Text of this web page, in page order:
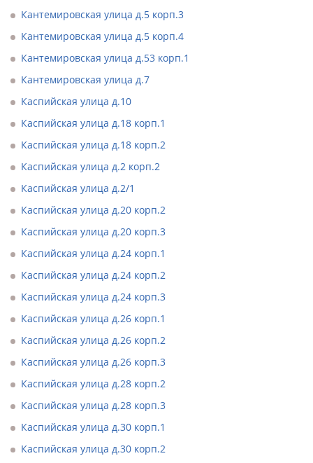
Кантемировская улица д.5 корп.3
Кантемировская улица д.5 корп.4
Кантемировская улица д.53 корп.1
Кантемировская улица д.7
Каспийская улица д.10
Каспийская улица д.18 корп.1
Каспийская улица д.18 корп.2
Каспийская улица д.2 корп.2
Каспийская улица д.2/1
Каспийская улица д.20 корп.2
Каспийская улица д.20 корп.3
Каспийская улица д.24 корп.1
Каспийская улица д.24 корп.2
Каспийская улица д.24 корп.3
Каспийская улица д.26 корп.1
Каспийская улица д.26 корп.2
Каспийская улица д.26 корп.3
Каспийская улица д.28 корп.2
Каспийская улица д.28 корп.3
Каспийская улица д.30 корп.1
Каспийская улица д.30 корп.2